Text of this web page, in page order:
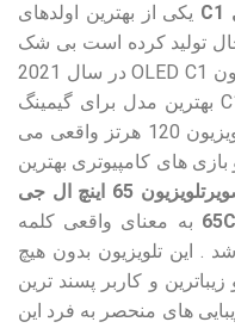
یکی از بهترین اولدهای
تولید کرده است بی شک
اولد ال جی مدل C1 می باشد. تلویزیون OLED C1 در سال 2021
تولید و روانه بازار شده است اولد C1 بهترین مدل برای گیمینگ
می باشد . سرعت تازه سازی این تلویزیون 120 هرتز واقعی می
های کامپیوتری بهترین
تصویرتلویزیون 65 اینچ ال جی
به معنای واقعی کلمه
. این تلویزیون بدون هیچ
و کاربر پسند ترین
های منحصر به فرد این